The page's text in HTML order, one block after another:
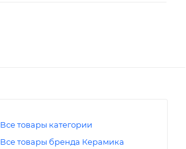
Все товары категории
Все товары бренда Керамика